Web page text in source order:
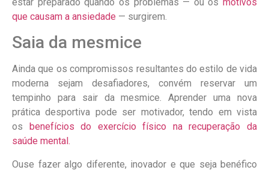
que causam a ansiedade — surgirem.
Saia da mesmice
Ainda que os compromissos resultantes do estilo de vida
moderna sejam desafiadores, convém reservar um
tempinho para sair da mesmice. Aprender uma nova
prática desportiva pode ser motivador, tendo em vista
os
benefícios do exercício físico na recuperação da
saúde mental.
Ouse fazer algo diferente, inovador e que seja benéfico